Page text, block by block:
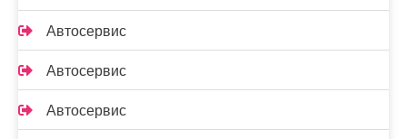
Автосервис
Автосервис
Автосервис